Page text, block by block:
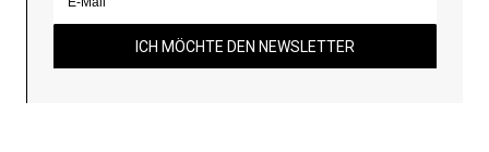
ICH MÖCHTE DEN NEWSLETTER